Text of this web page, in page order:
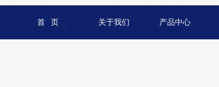
首 页 关于我们 产品中心